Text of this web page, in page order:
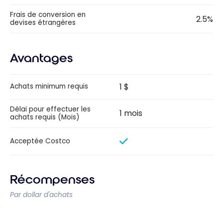
Frais de conversion en
devises étrangères
2.5%
Avantages
Achats minimum requis 1 $
Délai pour effectuer les
achats requis (Mois)
1 mois
Acceptée Costco
Récompenses
Par dollar d'achats